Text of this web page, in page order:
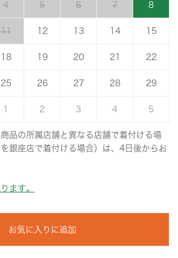
4 5 6 7 8
11 12 13 14 15
18 19 20 21 22
25 26 27 28 29
2 3 4 5
品の所属店舗と異なる店舗で着付ける場
銀座店で着付ける場合）は、4日後からお
ます。
お気に入りに追加